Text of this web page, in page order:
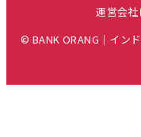
運営会
© BANK ORANG｜イン